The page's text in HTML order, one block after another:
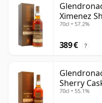
Ximenez
años
70cl • 57.2%
389 € ?
Sherry
70cl • 55.1%